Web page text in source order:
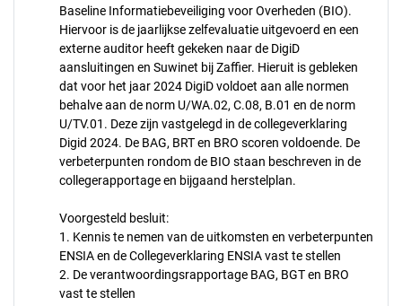
Baseline Informatiebeveiliging voor Overheden (BIO).
Hiervoor is de jaarlijkse zelfevaluatie uitgevoerd en een
externe auditor heeft gekeken naar de DigiD
aansluitingen en Suwinet bij Zaffier. Hieruit is gebleken
dat voor het jaar 2024 DigiD voldoet aan alle normen
behalve aan de norm U/WA.02, C.08, B.01 en de norm
U/TV.01. Deze zijn vastgelegd in de collegeverklaring
Digid 2024. De BAG, BRT en BRO scoren voldoende. De
verbeterpunten rondom de BIO staan beschreven in de
collegerapportage en bijgaand herstelplan.
Voorgesteld besluit:
1. Kennis te nemen van de uitkomsten en verbeterpunten
ENSIA en de Collegeverklaring ENSIA vast te stellen
2. De verantwoordingsrapportage BAG, BGT en BRO
vast te stellen